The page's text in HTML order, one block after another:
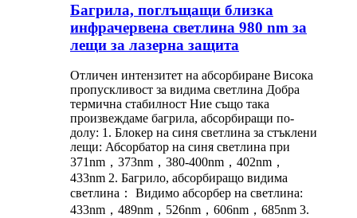
Багрила, поглъщащи близка
инфрачервена светлина 980 nm за
лещи за лазерна защита
Отличен интензитет на абсорбиране Висока
пропускливост за видима светлина Добра
термична стабилност Ние също така
произвеждаме багрила, абсорбиращи по-
долу: 1. Блокер на синя светлина за стъклени
лещи: Абсорбатор на синя светлина при
371nm，373nm，380-400nm，402nm，
433nm 2. Багрило, абсорбиращо видима
светлина： Видимо абсорбер на светлина:
433nm，489nm，526nm，606nm，685nm 3.